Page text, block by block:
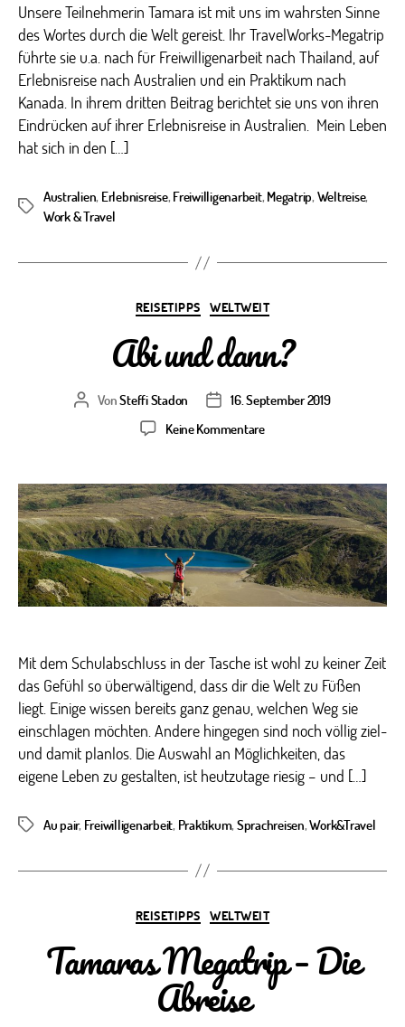
Unsere Teilnehmerin Tamara ist mit uns im wahrsten Sinne
des Wortes durch die Welt gereist. Ihr TravelWorks-Megatrip
führte sie u.a. nach für Freiwilligenarbeit nach Thailand, auf
Erlebnisreise nach Australien und ein Praktikum nach
Kanada. In ihrem dritten Beitrag berichtet sie uns von ihren
Eindrücken auf ihrer Erlebnisreise in Australien. Mein Leben
hat sich in den […]
Schlagwörter
Australien, Erlebnisreise, Freiwilligenarbeit, Megatrip, Weltreise,
Work & Travel
Kategorien
REISETIPPS WELTWEIT
Abi und dann?
Beitragsautor
VonSteffi Stadon Veröffentlichungsdatum
16. September 2019
Keine Kommentarezu
dann?
Mit dem Schulabschluss in der Tasche ist wohl zu keiner Zeit
das Gefühl so überwältigend, dass dir die Welt zu Füßen
liegt. Einige wissen bereits ganz genau, welchen Weg sie
einschlagen möchten. Andere hingegen sind noch völlig ziel-
und damit planlos. Die Auswahl an Möglichkeiten, das
eigene Leben zu gestalten, ist heutzutage riesig – und […]
Schlagwörter
Au pair, Freiwilligenarbeit, Praktikum, Sprachreisen,Work&Travel
Kategorien
REISETIPPS WELTWEIT
Tamaras Megatrip – Die
Abreise